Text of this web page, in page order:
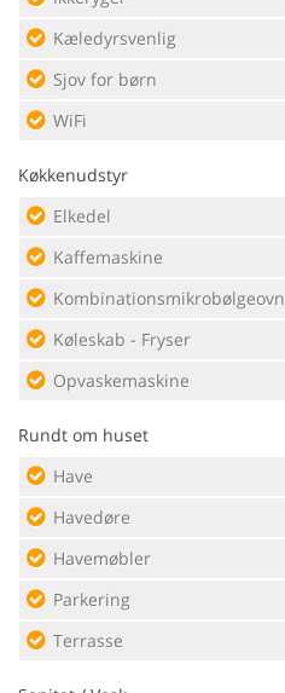
Kæledyrsvenlig
Sjov for børn
WiFi
Køkkenudstyr
Elkedel
Kaffemaskine
Kombinationsmikrobølgeovn
Køleskab - Fryser
Opvaskemaskine
Rundt om huset
Have
Havedøre
Havemøbler
Parkering
Terrasse